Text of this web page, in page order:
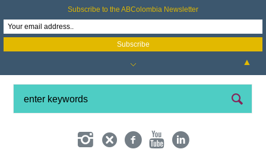
Subscribe to the ABColombia Newsletter
▲